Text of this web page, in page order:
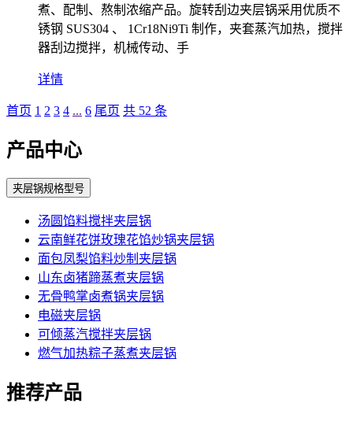
煮、配制、熬制浓缩产品。旋转刮边夹层锅采用优质不
锈钢 SUS304 、 1Cr18Ni9Ti 制作，夹套蒸汽加热，搅拌
器刮边搅拌，机械传动、手
详情
首页 1 2 3 4 ... 6 尾页 共 52 条
产品中心
夹层锅规格型号
汤圆馅料搅拌夹层锅
云南鲜花饼玫瑰花馅炒锅夹层锅
面包凤梨馅料炒制夹层锅
山东卤猪蹄蒸煮夹层锅
无骨鸭掌卤煮锅夹层锅
电磁夹层锅
可倾蒸汽搅拌夹层锅
燃气加热粽子蒸煮夹层锅
推荐产品